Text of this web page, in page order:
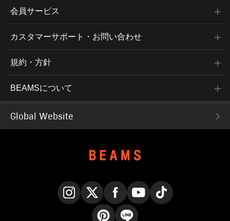
会員サービス
カスタマーサポート・お問い合わせ
規約・方針
BEAMSについて
Global Website